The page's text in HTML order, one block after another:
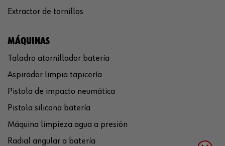
Extractor de tornillos
MÁQUINAS
Taladro atornillador batería
Aspirador limpia tapicería
Pistola de impacto neumática
Pistola silicona batería
Máquina limpieza agua a presión
Radial angular a batería